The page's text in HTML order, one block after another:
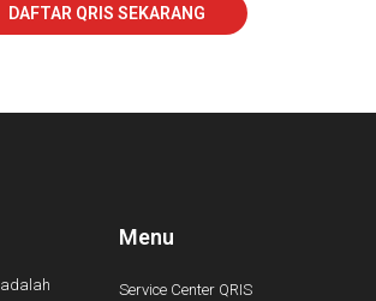
DAFTAR QRIS SEKARANG
adalah
Menu
Service Center QRIS